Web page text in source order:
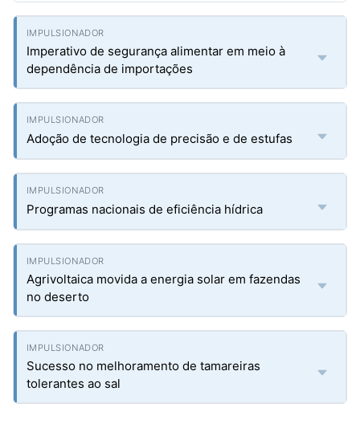
Imperativo de segurança alimentar em meio à
dependência de importações
Adoção de tecnologia de precisão e de estufas
Programas nacionais de eficiência hídrica
Agrivoltaica movida a energia solar em fazendas
no deserto
Sucesso no melhoramento de tamareiras
tolerantes ao sal